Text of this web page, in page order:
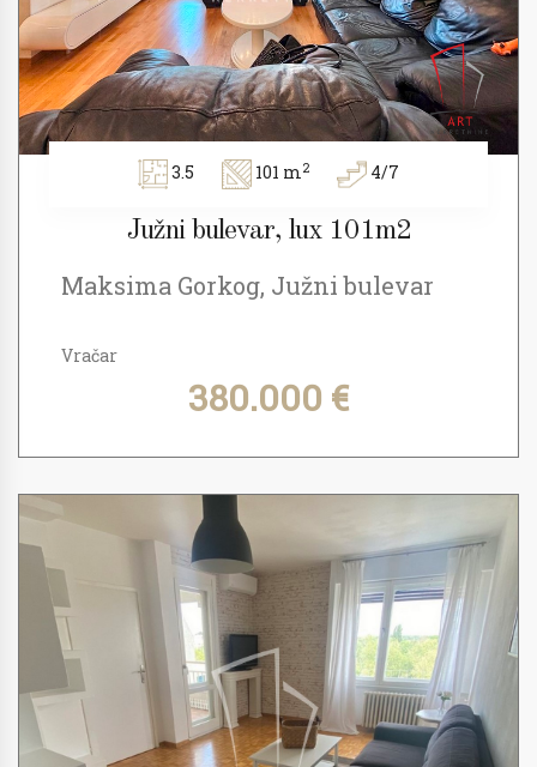
3.5 101 m2 4/7
Južni bulevar, lux 101m2
Maksima Gorkog, Južni bulevar
Vračar
380.000 €